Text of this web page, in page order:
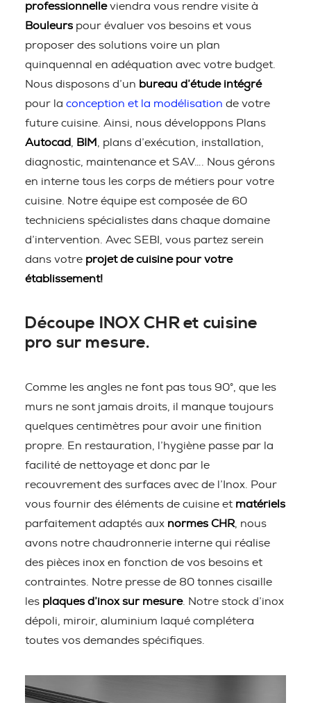
professionnelleviendra vous rendre visite à
Bouleurs pour évaluer vos besoins et vous
proposer des solutions voire un plan
quinquennal en adéquation avec votre budget.
Nous disposons d’un bureau d’étude intégré
pour la conception et la modélisation de votre
future cuisine. Ainsi, nous développons Plans
Autocad
BIM
, plans d’exécution, installation,
diagnostic, maintenance et SAV…. Nous gérons
en interne tous les corps de métiers pour votre
cuisine. Notre équipe est composée de 60
techniciens spécialistes dans chaque domaine
d’intervention. Avec SEBI, vous partez serein
dans votre projet de cuisine pour votre
établissement!
Découpe INOX CHR et cuisine
pro sur mesure.
Comme les angles ne font pas tous 90°, que les
murs ne sont jamais droits, il manque toujours
quelques centimètres pour avoir une finition
propre. En restauration, l’hygiène passe par la
facilité de nettoyage et donc par le
recouvrement des surfaces avec de l’Inox. Pour
vous fournir des éléments de cuisine et matériels
parfaitement adaptés aux normes CHR , nous
avons notre chaudronnerie interne qui réalise
des pièces inox en fonction de vos besoins et
contraintes. Notre presse de 80 tonnes cisaille
les plaques d’inox sur mesure. Notre stock d’inox
dépoli, miroir, aluminium laqué complétera
toutes vos demandes spécifiques.